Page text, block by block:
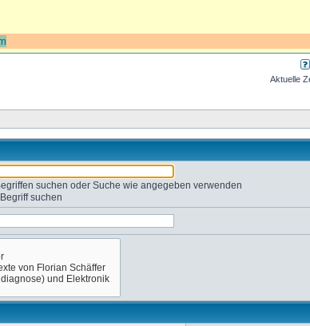
Aktuelle
suchen oder Suche wie angegeben verwenden
suchen